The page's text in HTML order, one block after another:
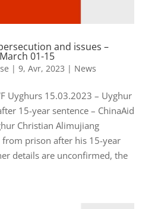
and issues –
01-15
| 9, Avr, 2023 | News
Uyghurs 15.03.2023 – Uyghur
15-year sentence – ChinaAid
Christian Alimujiang
from prison after his 15-year
details are unconfirmed, the